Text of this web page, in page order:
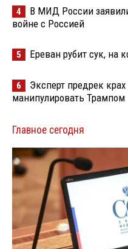
4
В МИД России
войне с Россией
5 Ереван рубит сук, на
6
Эксперт предрек
манипулировать Трампом
Главное сегодня